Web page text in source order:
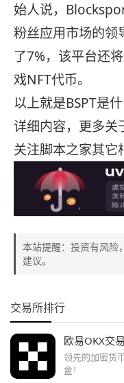
始人说，
粉丝应用市场的领
了7%，该平台还
戏NFT代币。
以上就是BSPT是
详细内容，更多关
关注脚本之家其它
本站提醒：投资有风险
建议。
交易所排行
欧易OKX交
领先的加密货
盒！